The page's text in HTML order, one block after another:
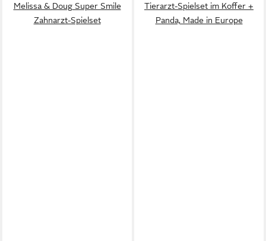
Melissa & Doug Super Smile
Zahnarzt-Spielset
Tierarzt-Spielset im Koffer +
Panda, Made in Europe